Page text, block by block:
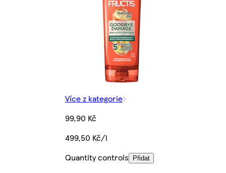
Více z kategorie
99,90 Kč
499,50 Kč/l
Quantity controls
Přidat